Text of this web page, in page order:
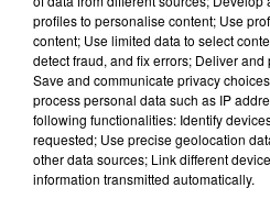
pour ce début
Plusieurs
théâtre et one
sont prévus de ce
jusqu’en mai à
profiles to personalise content; Use
content; Use limited data to select
detect fraud, and fix errors; Deliver
Save and communicate privacy
process personal data such as IP
following functionalities: Identify
requested; Use precise geolocation
other data sources; Link different
information transmitted automatically.